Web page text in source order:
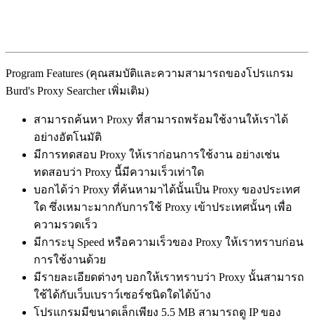
Program Features (คุณสมบัติและความสามารถของโปรแกรม
Burd's Proxy Searcher เพิ่มเติม)
สามารถค้นหา Proxy ที่สามารถพร้อมใช้งานให้เราได้
อย่างอัตโนมัติ
มีการทดสอบ Proxy ให้เราก่อนการใช้งาน อย่างเช่น
ทดสอบว่า Proxy นี้มีความเร็วเท่าใด
บอกได้ว่า Proxy ที่ค้นหามาได้นั้นเป็น Proxy ของประเทศ
ใด ซึ่งเหมาะมากกับการใช้ Proxy เข้าประเทศนั้นๆ เพื่อ
ความรวดเร็ว
มีการะบุ Speed หรือความเร็วของ Proxy ให้เราทราบก่อน
การใช้งานด้วย
มีรายละเอียดต่างๆ บอกให้เราทราบว่า Proxy นั้นสามารถ
ใช้ได้กับเว็บเบราว์เซอร์ชนิดใดได้บ้าง
โปรแกรมมีขนาดเล็กเพียง 5.5 MB สามารถดู IP ของ